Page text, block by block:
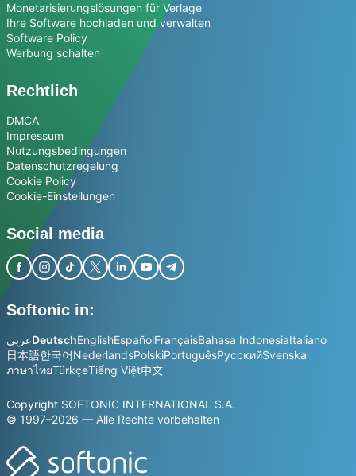
Monetarisierungslösungen für Verlage
Ihre Software hochladen und verwalten
Software Policy
Werbung schalten
Rechtlich
DMCA
Impressum
Nutzungsbedingungen
Datenschutzregelung
Cookie Policy
Cookie-Einstellungen
Social media
Softonic in:
عربيDeutschEnglishEspañolFrançaisBahasa IndonesiaItaliano
日本語한국어NederlandsPolskiPortuguêsРусскийSvenska
ภาษาไทยTürkçeTiếng Việt中文
Copyright SOFTONIC INTERNATIONAL S.A.
© 1997–2026 — Alle Rechte vorbehalten